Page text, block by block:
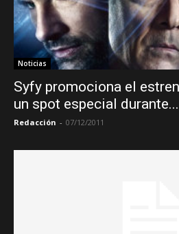
Noticias
Syfy promociona el
un spot especial durante...
Redacción - 07/12/2011